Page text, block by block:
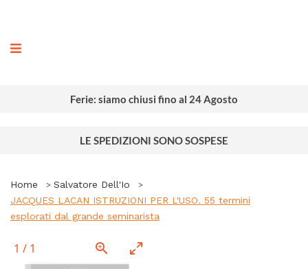
Ferie: siamo chiusi fino al 24 Agosto
LE SPEDIZIONI SONO SOSPESE
Home
Salvatore Dell'Io
JACQUES LACAN ISTRUZIONI PER L'USO. 55 termini
esplorati dal grande seminarista
1 / 1